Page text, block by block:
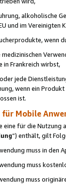
alkoholische
und im Vereinigten
wenn
in Frankreich wirbst,
jede
wenn ein
ist.
Mobile
eine für die
“) enthält, gilt
muss in
muss
muss